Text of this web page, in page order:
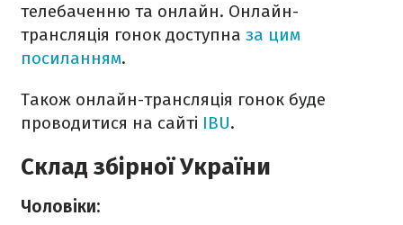
телебаченню та онлайн. Онлайн-
трансляція гонок доступна за цим
посиланням.
Також онлайн-трансляція гонок буде
проводитися на сайті IBU.
Склад збірної України
Чоловіки: